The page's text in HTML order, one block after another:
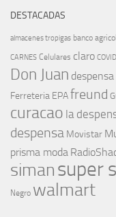
DESTACADAS
almacenes tropigas banco
CARNES Celulares claro
Don Juan
Ferreteria EPAfreund
curacao la
despensa Movistar
prisma moda
simansuper
Negro walmart